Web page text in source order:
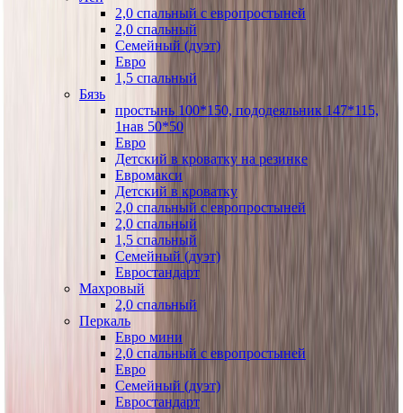
2,0 спальный с европростыней
2,0 спальный
Семейный (дуэт)
Евро
1,5 спальный
Бязь
простынь 100*150, пододеяльник 147*115,
1нав 50*50
Евро
Детский в кроватку на резинке
Евромакси
Детский в кроватку
2,0 спальный с европростыней
2,0 спальный
1,5 спальный
Семейный (дуэт)
Евростандарт
Махровый
2,0 спальный
Перкаль
Евро мини
2,0 спальный с европростыней
Евро
Семейный (дуэт)
Евростандарт